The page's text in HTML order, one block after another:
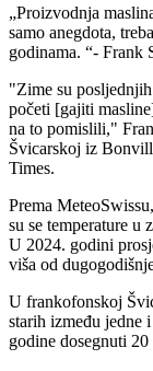
Proizvodnja
samo anegdota,
godinama.
- Frank
"Zime su
početi [gajiti
na to pomislili,"
Švicarskoj iz
Times.
Prema
su se temperature u
U 2024. godini
viša od
U frankofonskoj
starih između jedne
godine dosegnuti 20